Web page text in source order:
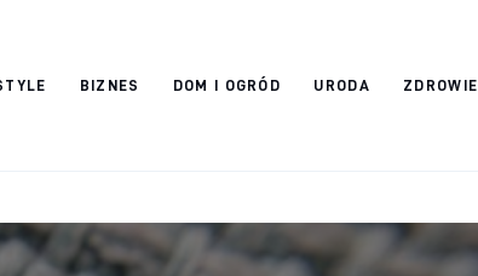
BIZNES DOM I OGRÓD URODA ZDROWIE